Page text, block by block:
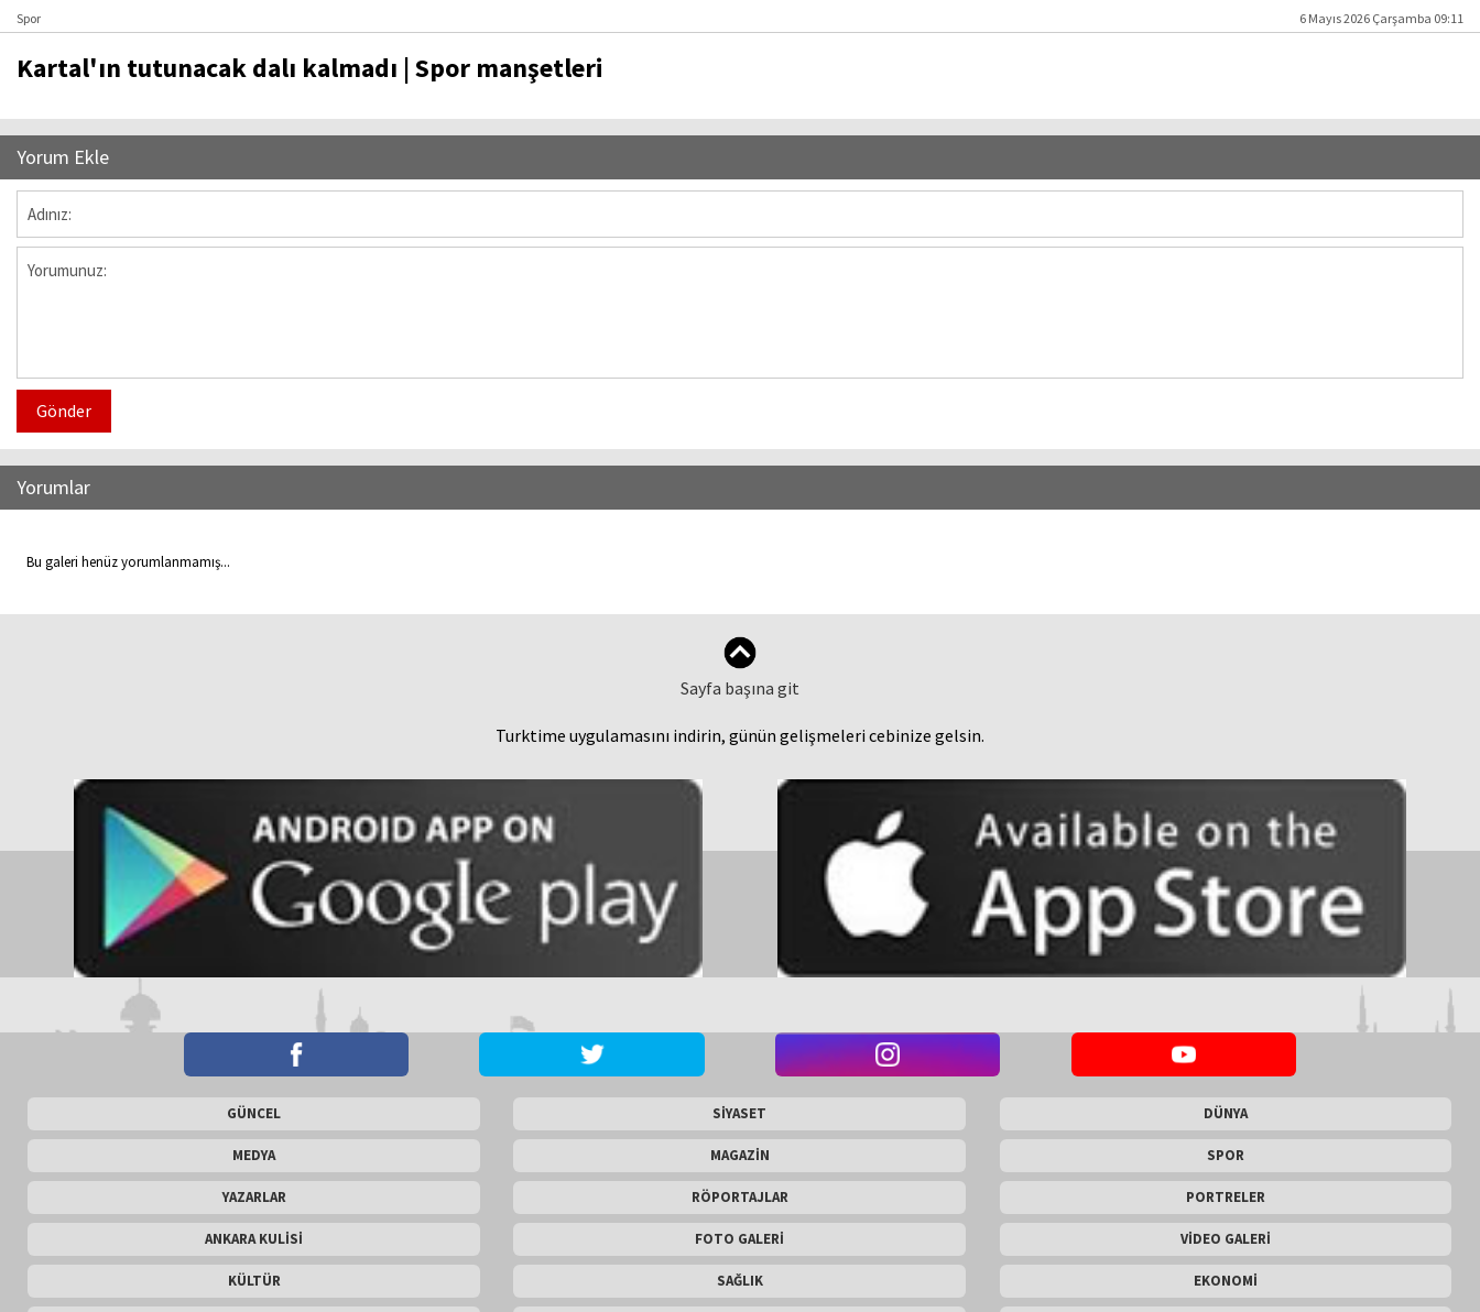
Spor 6 Mayıs 2026 Çarşamba 09:11
Kartal'ın tutunacak dalı kalmadı | Spor manşetleri
Yorum Ekle
Gönder
Yorumlar
Bu galeri henüz yorumlanmamış...
Sayfa başına git
Turktime uygulamasını indirin, günün gelişmeleri cebinize gelsin.
GÜNCEL SİYASET DÜNYA
MEDYA MAGAZİN SPOR
YAZARLAR RÖPORTAJLAR PORTRELER
ANKARA KULİSİ FOTO GALERİ VİDEO GALERİ
KÜLTÜR SAĞLIK EKONOMİ